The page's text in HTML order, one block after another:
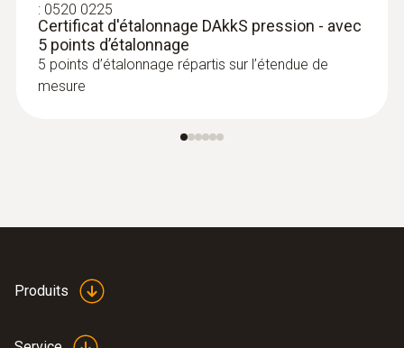
: 0520 0225
Certificat d'étalonnage DAkkS pression - avec
5 points d’étalonnage
5 points d’étalonnage répartis sur l’étendue de
mesure
Produits